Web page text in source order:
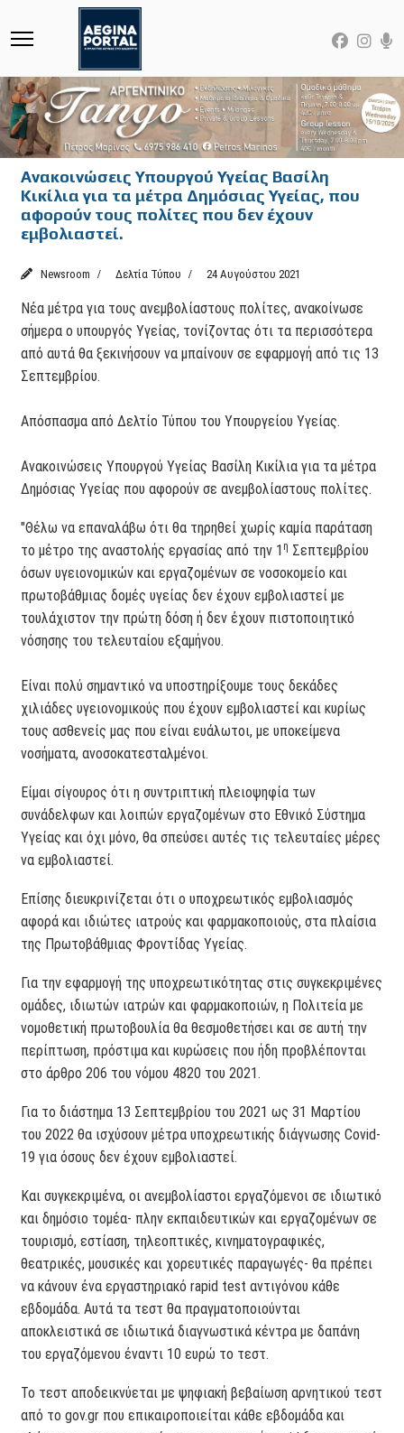
Ανακοινώσεις Υπουργού Υγείας Βασίλη
Κικίλια για τα μέτρα Δημόσιας Υγείας, που
αφορούν τους πολίτες που δεν έχουν
εμβολιαστεί.
Newsroom Δελτία Τύπου 24 Αυγούστου 2021
Νέα μέτρα για τους ανεμβολίαστους πολίτες, ανακοίνωσε
σήμερα ο υπουργός Υγείας, τονίζοντας ότι τα περισσότερα
από αυτά θα ξεκινήσουν να μπαίνουν σε εφαρμογή από τις 13
Σεπτεμβρίου.
Απόσπασμα από Δελτίο Τύπου του Υπουργείου Υγείας.
Ανακοινώσεις Υπουργού Υγείας Βασίλη Κικίλια για τα μέτρα
Δημόσιας Υγείας που αφορούν σε ανεμβολίαστους πολίτες.
"Θέλω να επαναλάβω ότι θα τηρηθεί χωρίς καμία παράταση
το μέτρο της αναστολής εργασίας από την 1 η Σεπτεμβρίου
όσων υγειονομικών και εργαζομένων σε νοσοκομείο και
πρωτοβάθμιας δομές υγείας δεν έχουν εμβολιαστεί με
τουλάχιστον την πρώτη δόση ή δεν έχουν πιστοποιητικό
νόσησης του τελευταίου εξαμήνου.
Είναι πολύ σημαντικό να υποστηρίξουμε τους δεκάδες
χιλιάδες υγειονομικούς που έχουν εμβολιαστεί και κυρίως
τους ασθενείς μας που είναι ευάλωτοι, με υποκείμενα
νοσήματα, ανοσοκατεσταλμένοι.
Είμαι σίγουρος ότι η συντριπτική πλειοψηφία των
συνάδελφων και λοιπών εργαζομένων στο Εθνικό Σύστημα
Υγείας και όχι μόνο, θα σπεύσει αυτές τις τελευταίες μέρες
να εμβολιαστεί.
Επίσης διευκρινίζεται ότι ο υποχρεωτικός εμβολιασμός
αφορά και ιδιώτες ιατρούς και φαρμακοποιούς, στα πλαίσια
της Πρωτοβάθμιας Φροντίδας Υγείας.
Για την εφαρμογή της υποχρεωτικότητας στις συγκεκριμένες
ομάδες, ιδιωτών ιατρών και φαρμακοποιών, η Πολιτεία με
νομοθετική πρωτοβουλία θα θεσμοθετήσει και σε αυτή την
περίπτωση, πρόστιμα και κυρώσεις που ήδη προβλέπονται
στο άρθρο 206 του νόμου 4820 του 2021.
Για το διάστημα 13 Σεπτεμβρίου του 2021 ως 31 Μαρτίου
του 2022 θα ισχύσουν μέτρα υποχρεωτικής διάγνωσης Covid-
19 για όσους δεν έχουν εμβολιαστεί.
Και συγκεκριμένα, οι ανεμβολίαστοι εργαζόμενοι σε ιδιωτικό
και δημόσιο τομέα- πλην εκπαιδευτικών και εργαζομένων σε
τουρισμό, εστίαση, τηλεοπτικές, κινηματογραφικές,
θεατρικές, μουσικές και χορευτικές παραγωγές- θα πρέπει
να κάνουν ένα εργαστηριακό rapid test αντιγόνου κάθε
εβδομάδα. Αυτά τα τεστ θα πραγματοποιούνται
αποκλειστικά σε ιδιωτικά διαγνωστικά κέντρα με δαπάνη
του εργαζόμενου έναντι 10 ευρώ το τεστ.
Το τεστ αποδεικνύεται με ψηφιακή βεβαίωση αρνητικού τεστ
από το gov.gr που επικαιροποιείται κάθε εβδομάδα και